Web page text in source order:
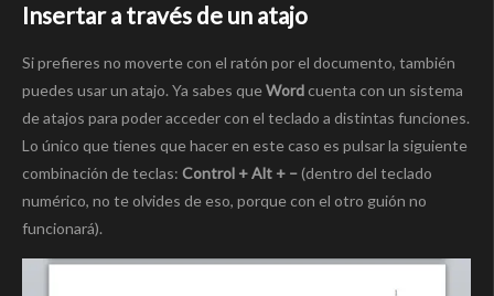
Insertar a través de un atajo
Si prefieres no moverte con el ratón por el documento, también
puedes usar un atajo. Ya sabes queWordcuenta con un sistema
de atajos para poder acceder con el teclado a distintas funciones.
Lo único que tienes que hacer en este caso es pulsar la siguiente
combinación de teclas: Control + Alt + –(dentro del teclado
numérico, no te olvides de eso, porque con el otro guión no
funcionará).